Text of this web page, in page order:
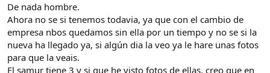
De nada hombre.
Ahora no se si tenemos todavia, ya que con el cambio de
empresa nbos quedamos sin ella por un tiempo y no se si la
nueva ha llegado ya, si algún dia la veo ya le hare unas fotos
para que la veais.
El samur tiene 3 y si que he visto fotos de ellas, creo que en